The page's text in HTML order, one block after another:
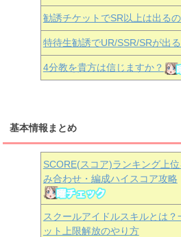
勧誘チケットでSR以上は出る
特待生勧誘でUR/SSR/SRが出
4分教を貴方は信じますか？
基本情報まとめ
SCORE(スコア)ランキング上
み合わせ・編成ハイスコア攻略
スクールアイドルスキルとは？
ット上限解放のやり方